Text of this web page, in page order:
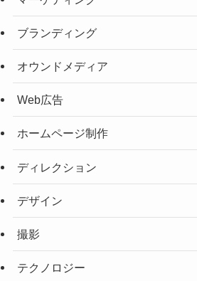
ブランディング
オウンドメディア
Web広告
ホームページ制作
ディレクション
デザイン
撮影
テクノロジー